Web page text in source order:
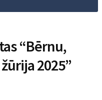
“Bērnu,
2025”